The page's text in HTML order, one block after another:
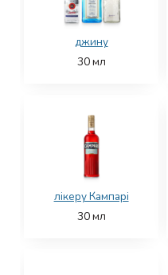
джину
30мл
лікеру Кампарі
30мл